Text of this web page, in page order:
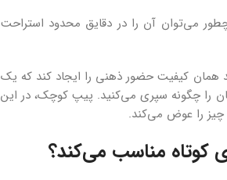
می‌توان آن را در دقایق محدود استراحت
همان کیفیت حضور ذهنی را ایجاد کند که یک
را چگونه سپری می‌کنید. پیپ کوچک، در این
چیز را عوض می‌کند.
مناسب می‌کند؟